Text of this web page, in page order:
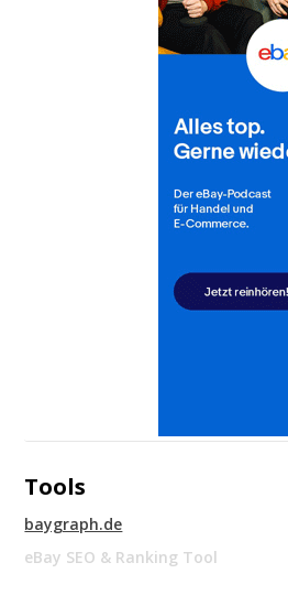
Tools
baygraph.de
eBay SEO & Ranking Tool